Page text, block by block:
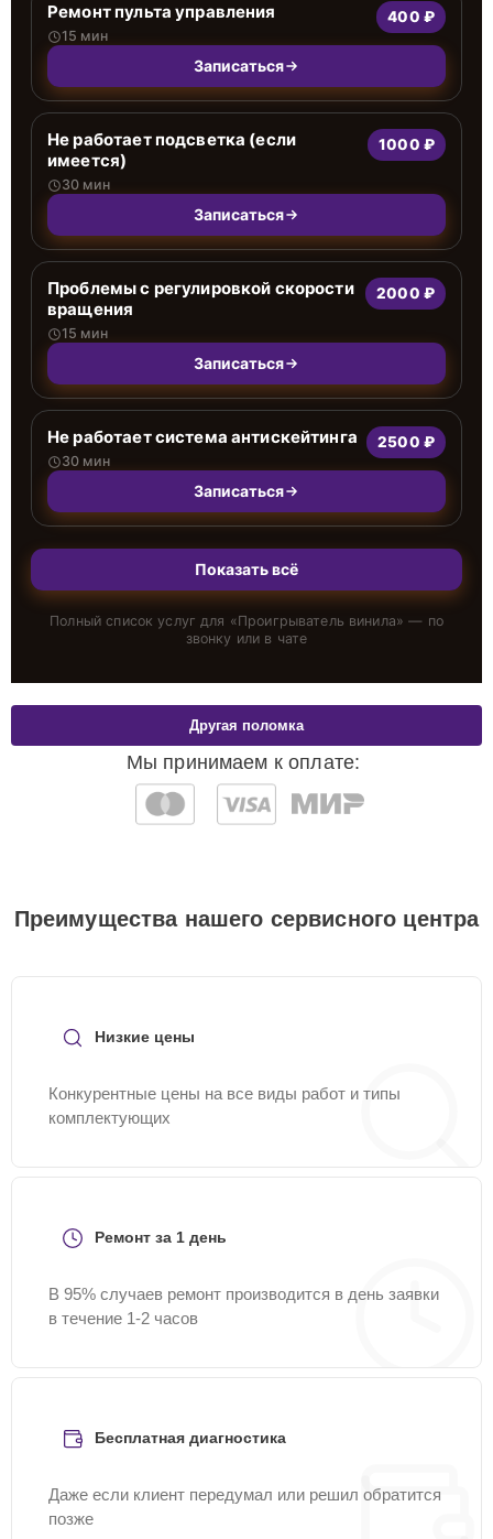
Ремонт пульта управления
15 мин
400 ₽
Записаться
Не работает подсветка (если
имеется)
30 мин
1000 ₽
Записаться
Проблемы с регулировкой скорости
вращения
15 мин
2000 ₽
Записаться
Не работает система антискейтинга
30 мин
2500 ₽
Записаться
Показать всё
Полный список услуг для «Проигрыватель винила» — по
звонку или в чате
Мы принимаем к оплате:
Другая поломка
Преимущества нашего сервисного центра
Низкие цены
Конкурентные цены на все виды работ и типы
комплектующих
Ремонт за 1 день
В 95% случаев ремонт производится в день заявки
в течение 1-2 часов
Бесплатная диагностика
Даже если клиент передумал или решил обратится
позже